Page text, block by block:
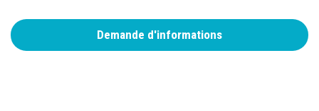
Demande d'informations